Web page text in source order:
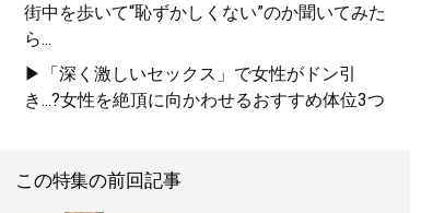
街中を歩いて“恥ずかしくない”のか聞いてみた
ら...
▶「深く激しいセックス」で女性がドン引
き...?女性を絶頂に向かわせるおすすめ体位3つ
この特集の前回記事